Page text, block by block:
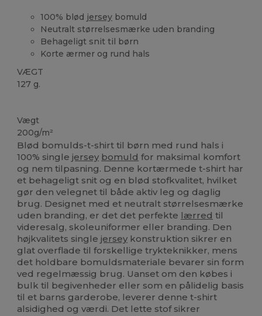
100% blød jersey bomuld
Neutralt størrelsesmærke uden branding
Behageligt snit til børn
Korte ærmer og rund hals
VÆGT
127 g.
Vægt
200g/m²
Blød bomulds-t-shirt til børn med rund hals i
100% singlejersey bomuld for maksimal komfort
og nem tilpasning. Denne kortærmede t-shirt har
et behageligt snit og en blød stofkvalitet, hvilket
gør den velegnet til både aktiv leg og daglig
brug. Designet med et neutralt størrelsesmærke
uden branding, er det det perfekte lærred til
videresalg, skoleuniformer eller branding. Den
højkvalitets singlejersey konstruktion sikrer en
glat overflade til forskellige trykteknikker, mens
det holdbare bomuldsmateriale bevarer sin form
ved regelmæssig brug. Uanset om den købes i
bulk til begivenheder eller som en pålidelig basis
til et barns garderobe, leverer denne t-shirt
alsidighed og værdi. Det lette stof sikrer